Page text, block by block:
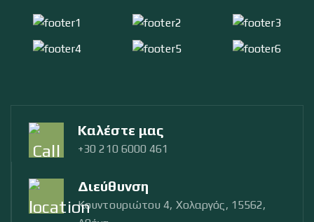
Καλέστε μας
+30 210 6000 461
Διεύθυνση
Κουντουριώτου 4, Χολαργός, 15562,